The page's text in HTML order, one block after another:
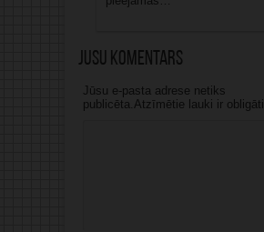
Jūsu komentārs
Jūsu e-pasta adrese netiks
publicēta.Atzīmētie lauki ir obligāti